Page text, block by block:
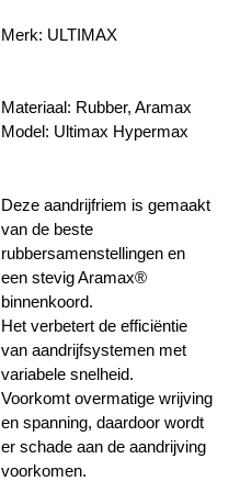
Merk: ULTIMAX
Materiaal: Rubber, Aramax
Model: Ultimax Hypermax
Deze aandrijfriem is gemaakt
van de beste
rubbersamenstellingen en
een stevig Aramax®
binnenkoord.
Het verbetert de efficiëntie
van aandrijfsystemen met
variabele snelheid.
Voorkomt overmatige wrijving
en spanning, daardoor wordt
er schade aan de aandrijving
voorkomen.